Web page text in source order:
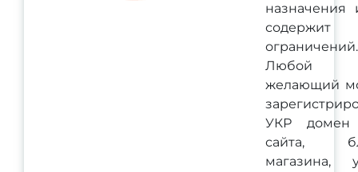
назначения
содержит
ограничений.
Любой
желающий
УКР домен
сайта,
магазина,